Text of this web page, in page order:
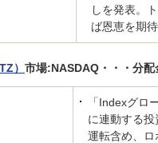
しを発表。
ば恩恵を期
） 市場:NASDAQ・・・分配
「Indexグロ
に連動する
運転含め、